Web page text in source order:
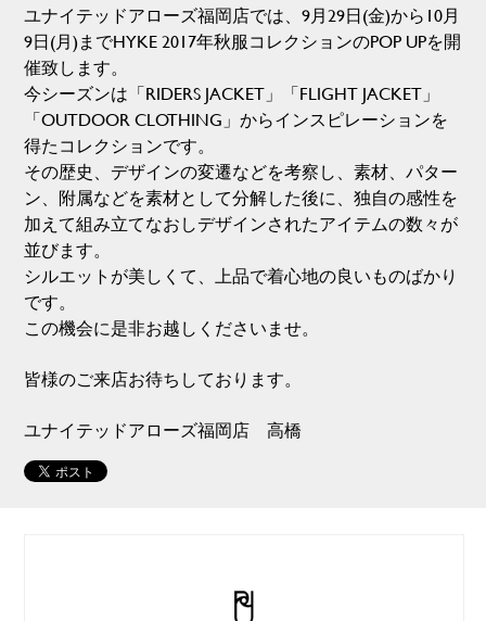
ユナイテッドアローズ福岡店では、9月29日(金)から10月
9日(月)までHYKE 2017年秋服コレクションのPOP UPを開
催致します。
今シーズンは「RIDERS JACKET」「FLIGHT JACKET」
「OUTDOOR CLOTHING」からインスピレーションを
得たコレクションです。
その歴史、デザインの変遷などを考察し、素材、パター
ン、附属などを素材として分解した後に、独自の感性を
加えて組み立てなおしデザインされたアイテムの数々が
並びます。
シルエットが美しくて、上品で着心地の良いものばかり
です。
この機会に是非お越しくださいませ。
皆様のご来店お待ちしております。
ユナイテッドアローズ福岡店 高橋